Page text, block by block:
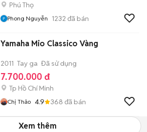
Phú Thọ
Phong Nguyễn 1232 đã bán
Yamaha Mio Classico Vàng
2011 Tay ga Đã sử dụng
7.700.000 đ
Tp Hồ Chí Minh
Chị Thảo 4.9 368 đã bán
Xem thêm